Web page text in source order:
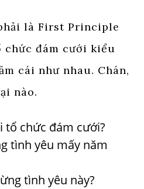
là First Principle
đám cưới kiểu
cái như nhau. Chán,
nào.
tổ chức đám cưới?
tình yêu mấy năm
tình yêu này?